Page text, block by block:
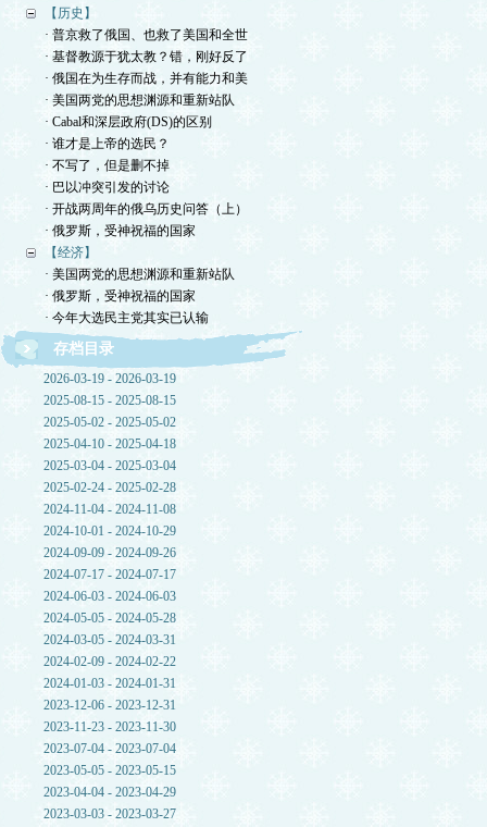
【历史】
· 普京救了俄国、也救了美国和全世
· 基督教源于犹太教？错，刚好反了
· 俄国在为生存而战，并有能力和美
· 美国两党的思想渊源和重新站队
· Cabal和深层政府(DS)的区别
· 谁才是上帝的选民？
· 不写了，但是删不掉
· 巴以冲突引发的讨论
· 开战两周年的俄乌历史问答（上）
· 俄罗斯，受神祝福的国家
【经济】
· 美国两党的思想渊源和重新站队
· 俄罗斯，受神祝福的国家
· 今年大选民主党其实已认输
存档目录
2026-03-19 - 2026-03-19
2025-08-15 - 2025-08-15
2025-05-02 - 2025-05-02
2025-04-10 - 2025-04-18
2025-03-04 - 2025-03-04
2025-02-24 - 2025-02-28
2024-11-04 - 2024-11-08
2024-10-01 - 2024-10-29
2024-09-09 - 2024-09-26
2024-07-17 - 2024-07-17
2024-06-03 - 2024-06-03
2024-05-05 - 2024-05-28
2024-03-05 - 2024-03-31
2024-02-09 - 2024-02-22
2024-01-03 - 2024-01-31
2023-12-06 - 2023-12-31
2023-11-23 - 2023-11-30
2023-07-04 - 2023-07-04
2023-05-05 - 2023-05-15
2023-04-04 - 2023-04-29
2023-03-03 - 2023-03-27